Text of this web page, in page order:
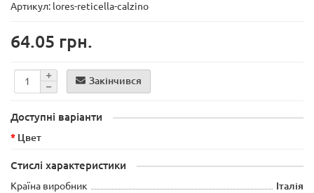
Артикул: lores-reticella-calzino
64.05 грн.
Закінчився
Доступні варіанти
Цвет
Стислі характеристики
Країна виробник
Італія